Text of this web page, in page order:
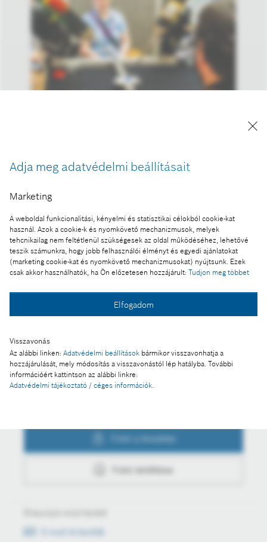
Adja meg adatvédelmi beállításait
Marketing
A weboldal funkcionalitási, kényelmi és statisztikai célokból cookie-kat
használ. Azok a cookie-k és nyomkövető mechanizmusok, melyek
tehcnikailag nem feltétlenül szükségesek az oldal működéséhez, lehetővé
teszik számunkra, hogy jobb felhasználói élményt és egyedi ajánlatokat
(marketing cookie-kat és nyomkövető mechanizmusokat) nyújtsunk. Ezek
csak akkor használhatók, ha Ön előzetesen hozzájárult: Tudjon meg többet
Elfogadom
Visszavonás
Az alábbi linken: Adatvédelmi beállítások bármikor visszavonhatja a
hozzájárulását, mely módosítás a visszavonástól lép hatályba. További
információért kattintson az alábbi linkre:
Adatvédelmi tájékoztató / céges információk.
számára díjmentesen felhasználható.
Ennek a sajtóközleménynek a része:
Robotok a munkahelyen - Készen állunk rá, hogy
közösen dolgozzunk velük?
Fotó a kosárba
Fotó letöltése
Fotó a kosárba
Fotó letöltése
E-mail értesítők